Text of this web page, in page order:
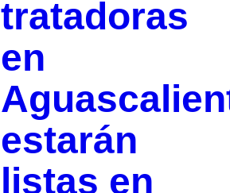
tratadoras
en
estarán
listas en